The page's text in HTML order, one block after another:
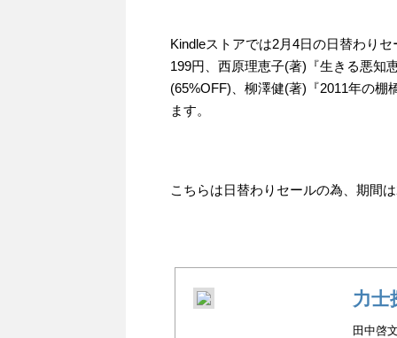
Kindleストアでは2月4日の日替わり
199円、西原理恵子(著)『生きる悪知
(65%OFF)、柳澤健(著)『2011年の棚
ます。
こちらは日替わりセールの為、期間
力士
田中啓